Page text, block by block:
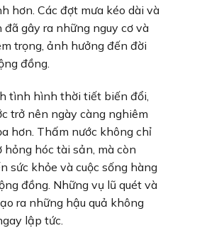
hơn. Các đợt mưa kéo dài và
đã gây ra những nguy cơ và
trọng, ảnh hưởng đến đời
đồng.
tình hình thời tiết biến đổi,
trở nên ngày càng nghiêm
hơn. Thấm nước không chỉ
hỏng hóc tài sản, mà còn
sức khỏe và cuộc sống hàng
đồng. Những vụ lũ quét và
ra những hậu quả không
lập tức.